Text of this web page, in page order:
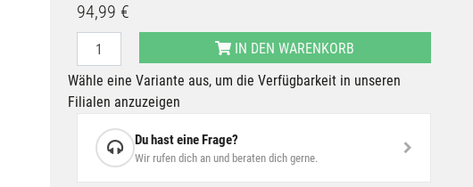
94,99 €
IN DEN WARENKORB
Wähle eine Variante aus, um die Verfügbarkeit in unseren
Filialen anzuzeigen
Du hast eine Frage?
Wir rufen dich an und beraten dich gerne.